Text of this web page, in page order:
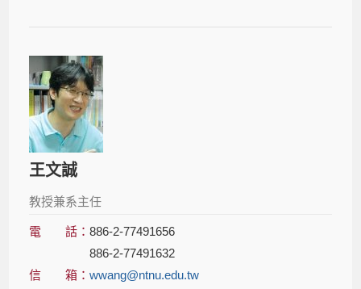
王文誠
教授兼系主任
電 話：886-2-77491656
886-2-77491632
信 箱：wwang@ntnu.edu.tw